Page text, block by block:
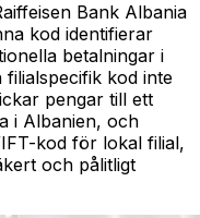
Bank Albania
kod identifierar
betalningar i
kod inte
pengar till ett
i Albanien, och
kod för lokal filial,
och pålitligt